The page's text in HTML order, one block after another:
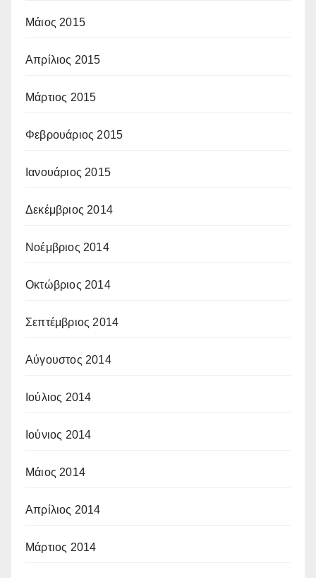
Μάιος 2015
Απρίλιος 2015
Μάρτιος 2015
Φεβρουάριος 2015
Ιανουάριος 2015
Δεκέμβριος 2014
Νοέμβριος 2014
Οκτώβριος 2014
Σεπτέμβριος 2014
Αύγουστος 2014
Ιούλιος 2014
Ιούνιος 2014
Μάιος 2014
Απρίλιος 2014
Μάρτιος 2014